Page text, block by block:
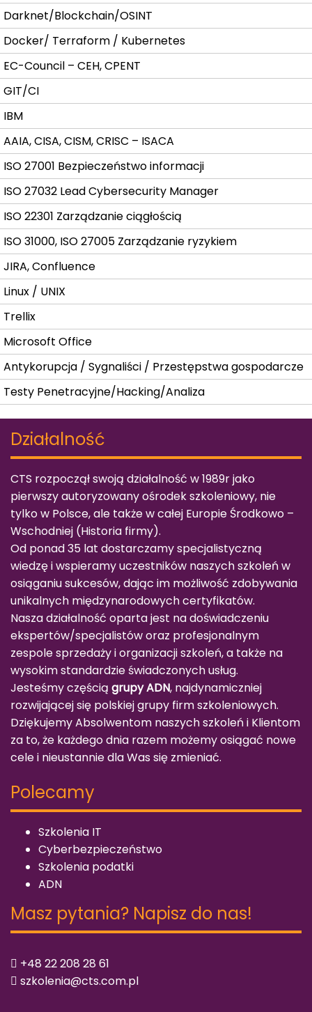
Darknet/Blockchain/OSINT
Docker/ Terraform / Kubernetes
EC-Council – CEH, CPENT
GIT/CI
IBM
AAIA, CISA, CISM, CRISC – ISACA
ISO 27001 Bezpieczeństwo informacji
ISO 27032 Lead Cybersecurity Manager
ISO 22301 Zarządzanie ciągłością
ISO 31000, ISO 27005 Zarządzanie ryzykiem
JIRA, Confluence
Linux / UNIX
Trellix
Microsoft Office
Antykorupcja / Sygnaliści / Przestępstwa gospodarcze
Testy Penetracyjne/Hacking/Analiza
Działalność
CTS rozpoczął swoją działalność w 1989r jako
pierwszy autoryzowany ośrodek szkoleniowy, nie
tylko w Polsce, ale także w całej Europie Środkowo –
Wschodniej (Historia firmy).
Od ponad 35 lat dostarczamy specjalistyczną
wiedzę i wspieramy uczestników naszych szkoleń w
osiąganiu sukcesów, dając im możliwość zdobywania
unikalnych międzynarodowych certyfikatów.
Nasza działalność oparta jest na doświadczeniu
ekspertów/specjalistów oraz profesjonalnym
zespole sprzedaży i organizacji szkoleń, a także na
wysokim standardzie świadczonych usług.
Jesteśmy częścią grupy ADN, najdynamiczniej
rozwijającej się polskiej grupy firm szkoleniowych.
Dziękujemy Absolwentom naszych szkoleń i Klientom
za to, że każdego dnia razem możemy osiągać nowe
cele i nieustannie dla Was się zmieniać.
Polecamy
Szkolenia IT
Cyberbezpieczeństwo
Szkolenia podatki
ADN
Masz pytania? Napisz do nas!
+48 22 208 28 61
szkolenia@cts.com.pl